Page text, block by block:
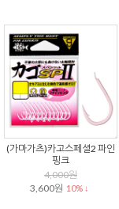
(가마가츠)카고스페셜2 파인
핑크
4,000원
3,600원 10% ↓